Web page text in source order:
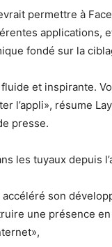
permettre à
applications,
fondé sur la
et inspirante.
l’appli», résume
presse.
les tuyaux depuis
son
une présence